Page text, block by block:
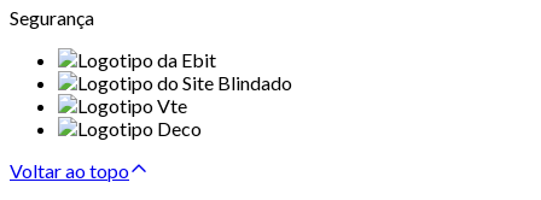
Segurança
Voltar ao topo